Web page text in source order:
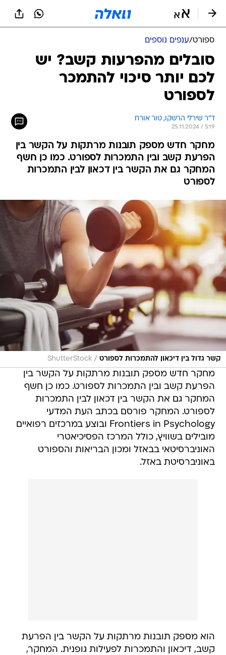
ספורט/ענפים נוספים
סובלים מהפרעות קשב? יש
לכם יותר סיכוי להתמכר
לספורט
ד"ר שירלי הרשקו, טור אורח
25.11.2024 / 5:19
מחקר חדש מספק תובנות מרתקות על הקשר בין
הפרעת קשב ובין התמכרות לספורט. כמו כן חשף
המחקר גם את הקשר בין דכאון לבין התמכרות
לספורט
קשר גדול בין דיכאון להתמכרות לספורט /
ShutterStock
מחקר חדש מספק תובנות מרתקות על הקשר בין
הפרעת קשב ובין התמכרות לספורט. כמו כן חשף
המחקר גם את הקשר בין דכאון לבין התמכרות
לספורט. המחקר פורסם בכתב העת המדעי
Frontiers in Psychology ובוצע במרכזים רפואיים
מובילים בשוויץ, כולל המרכז הפסיכיאטרי
האוניברסיטאי בבאזל ומכון הבריאות והספורט
באוניברסיטת באזל.
הוא מספק תובנות מרתקות על הקשר בין הפרעת
קשב, דיכאון והתמכרות לפעילות גופנית. המחקר,